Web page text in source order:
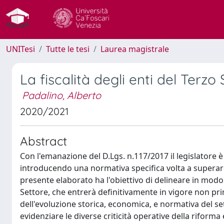
UNITesi Tutte le tesi Laurea magistrale
La fiscalità degli enti del Terzo
Padalino, Alberto
2020/2021
Abstract
Con l'emanazione del D.Lgs. n.117/2017 il
introducendo una normativa specifica volta a
presente elaborato ha l'obiettivo di delineare in
Settore, che entrerà definitivamente in vigore non
dell'evoluzione storica, economica, e normativa del
evidenziare le diverse criticità operative della